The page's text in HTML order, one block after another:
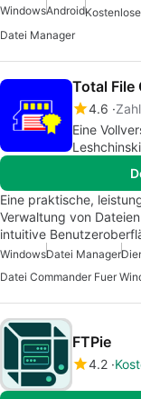
WindowsAndroid
Datei Manager
Total File
4.6
Eine
Eine praktische,
Verwaltung von
intuitive
WindowsDatei Manager
Datei Commander Fuer
FTPie
4.2